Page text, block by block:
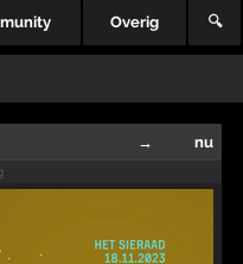
Overig 🔍
→ nu